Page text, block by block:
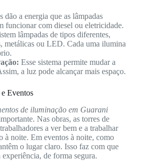
dão a energia que as lâmpadas
funcionar com diesel ou eletricidade.
lâmpadas de tipos diferentes,
metálicas ou LED. Cada uma ilumina
Esse sistema permite mudar a
a luz pode alcançar mais espaço.
Eventos
de iluminação em Guarani
Nas obras, as torres de
a ver bem e a trabalhar
à noite. Em eventos à noite, como
o lugar claro. Isso faz com que
de forma segura.